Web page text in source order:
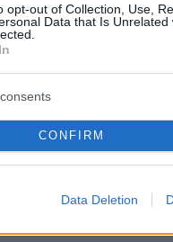
opt-out of Collection, Use,
Data that Is
CONFIRM
Data Deletion
στο